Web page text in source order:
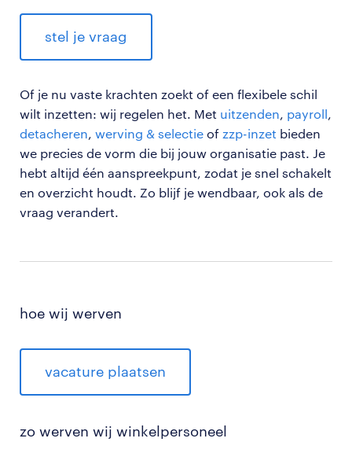
stel je vraag
Of je nu vaste krachten zoekt of een flexibele schil
wilt inzetten: wij regelen het. Met uitzenden, payroll,
detacheren, werving & selectie of zzp-inzet bieden
we precies de vorm die bij jouw organisatie past. Je
hebt altijd één aanspreekpunt, zodat je snel schakelt
en overzicht houdt. Zo blijf je wendbaar, ook als de
vraag verandert.
hoe wij werven
vacature plaatsen
zo werven wij winkelpersoneel